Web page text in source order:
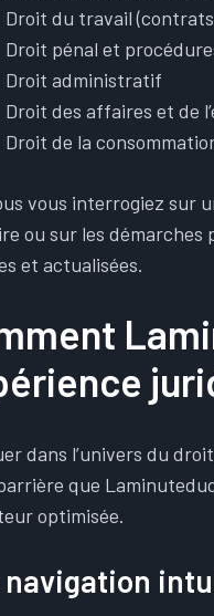
Droit du travail
Droit pénal et
Droit administratif
Droit des affaires et de
Droit de la
vous interrogiez sur
ou sur les
et actualisées.
dans l’univers du
que
optimisée.
navigation